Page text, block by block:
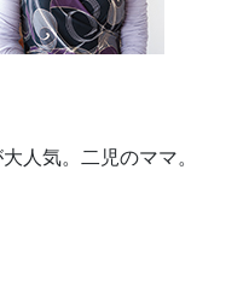
人気。二児のママ。